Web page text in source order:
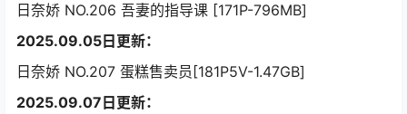
日奈娇 NO.206 吾妻的指导课 [171P-796MB]
2025.09.05日更新：
日奈娇 NO.207 蛋糕售卖员[181P5V-1.47GB]
2025.09.07日更新：